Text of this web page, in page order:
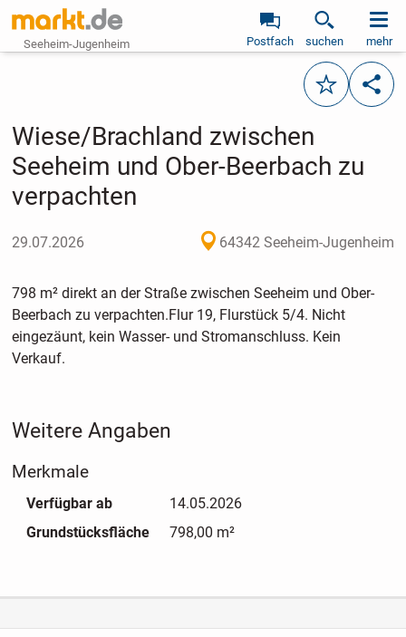
Seeheim-Jugenheim Postfach suchen mehr
Merken
Wiese/Brachland zwischen
Seeheim und Ober-Beerbach zu
verpachten
29.07.2026 64342 Seeheim-Jugenheim
798 m² direkt an der Straße zwischen Seeheim und Ober-
Beerbach zu verpachten.Flur 19, Flurstück 5/4. Nicht
eingezäunt, kein Wasser- und Stromanschluss. Kein
Verkauf.
Weitere Angaben
Merkmale
Verfügbar ab
14.05.2026
Grundstücksfläche
798,00 m²